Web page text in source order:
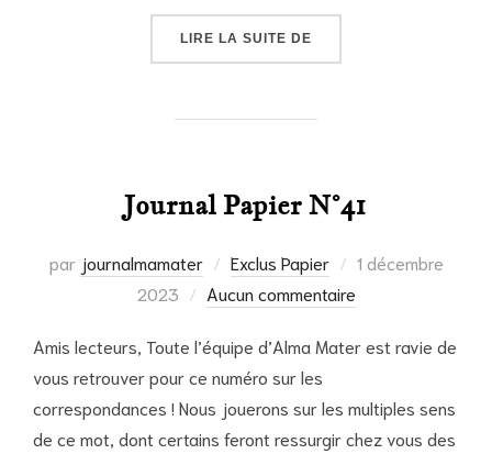
LIRE LA SUITE DE
Journal Papier N°41
par journalmamater Exclus Papier
Publié
1 décembre
2023
Aucun commentaire
Amis lecteurs, Toute l’équipe d’Alma Mater est ravie de
vous retrouver pour ce numéro sur les
correspondances ! Nous jouerons sur les multiples sens
de ce mot, dont certains feront ressurgir chez vous des